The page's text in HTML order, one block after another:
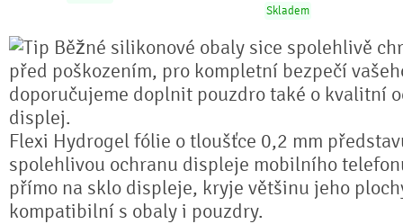
Skladem
Běžné silikonové obaly sice spolehlivě
před poškozením, pro kompletní bezpečí
doporučujeme doplnit pouzdro také o kvalitní
displej.
Flexi Hydrogel fólie o tloušťce 0,2 mm
spolehlivou ochranu displeje mobilního
přímo na sklo displeje, kryje většinu jeho
kompatibilní s obaly i pouzdry.